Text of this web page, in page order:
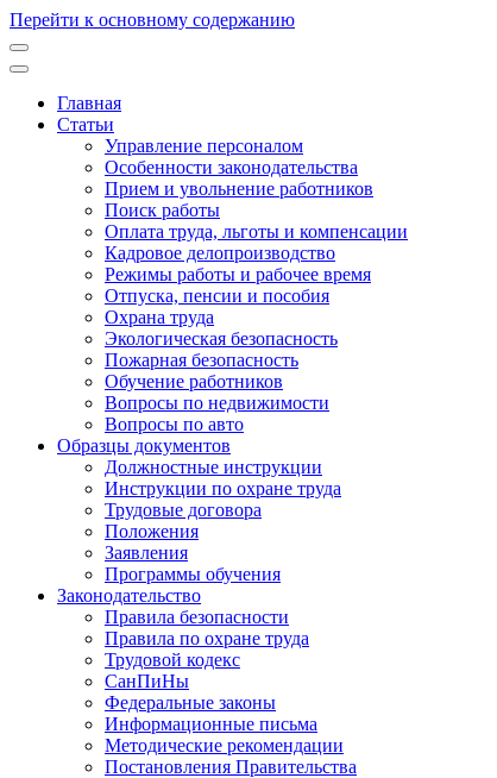
Перейти к основному содержанию
Основная
навигация
Главная
Статьи
Управление персоналом
Особенности законодательства
Прием и увольнение работников
Поиск работы
Оплата труда, льготы и компенсации
Кадровое делопроизводство
Режимы работы и рабочее время
Отпуска, пенсии и пособия
Охрана труда
Экологическая безопасность
Пожарная безопасность
Обучение работников
Вопросы по недвижимости
Вопросы по авто
Образцы документов
Должностные инструкции
Инструкции по охране труда
Трудовые договора
Положения
Заявления
Программы обучения
Законодательство
Правила безопасности
Правила по охране труда
Трудовой кодекс
СанПиНы
Федеральные законы
Информационные письма
Методические рекомендации
Постановления Правительства